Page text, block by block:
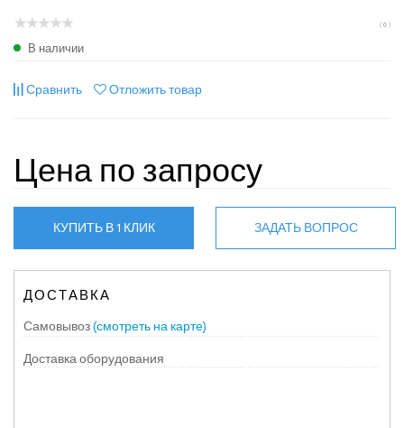
( 0 )
В наличии
Сравнить Отложить товар
Цена по запросу
КУПИТЬ В 1 КЛИК ЗАДАТЬ ВОПРОС
ДОСТАВКА
Самовывоз(смотреть на карте)
Доставка оборудования